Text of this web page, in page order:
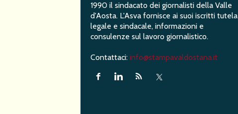
1990 il sindacato dei giornalisti della Valle
d'Aosta. L'Asva fornisce ai suoi iscritti tutela
legale e sindacale, informazioni e
consulenze sul lavoro giornalistico.
Contattaci: info@stampavaldostana.it